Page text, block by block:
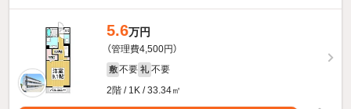
5.6万円
（管理費4,500円）
敷 不要 礼 不要
2階 / 1K / 33.34㎡